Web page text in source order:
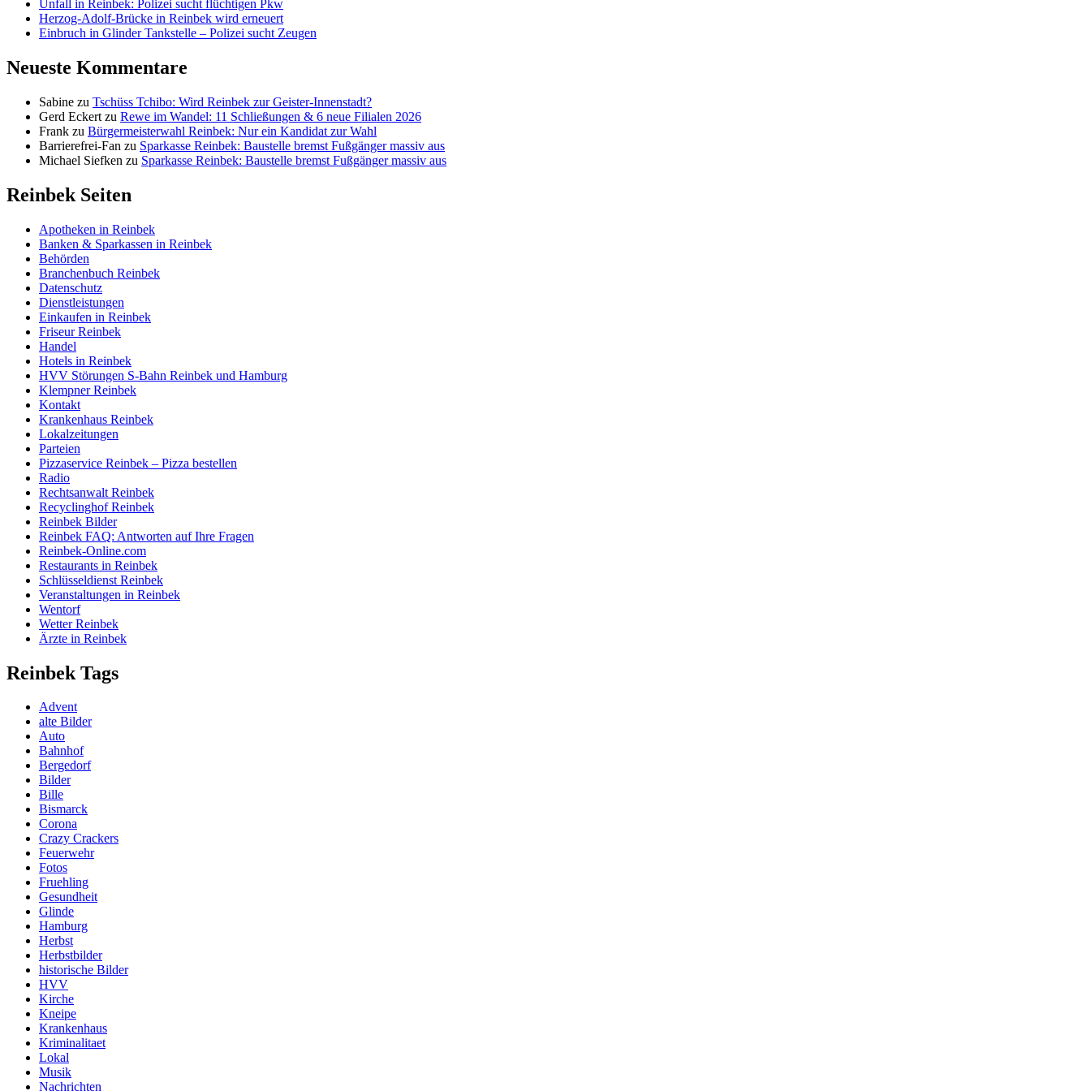
Unfall in Reinbek: Polizei sucht flüchtigen Pkw
Herzog-Adolf-Brücke in Reinbek wird erneuert
Einbruch in Glinder Tankstelle – Polizei sucht Zeugen
Neueste Kommentare
Sabine zu Tschüss Tchibo: Wird Reinbek zur Geister-Innenstadt?
Gerd Eckert zu Rewe im Wandel: 11 Schließungen & 6 neue Filialen 2026
Frank zu Bürgermeisterwahl Reinbek: Nur ein Kandidat zur Wahl
Barrierefrei-Fan zu Sparkasse Reinbek: Baustelle bremst Fußgänger massiv aus
Michael Siefken zu Sparkasse Reinbek: Baustelle bremst Fußgänger massiv aus
Reinbek Seiten
Apotheken in Reinbek
Banken & Sparkassen in Reinbek
Behörden
Branchenbuch Reinbek
Datenschutz
Dienstleistungen
Einkaufen in Reinbek
Friseur Reinbek
Handel
Hotels in Reinbek
HVV Störungen S-Bahn Reinbek und Hamburg
Klempner Reinbek
Kontakt
Krankenhaus Reinbek
Lokalzeitungen
Parteien
Pizzaservice Reinbek – Pizza bestellen
Radio
Rechtsanwalt Reinbek
Recyclinghof Reinbek
Reinbek Bilder
Reinbek FAQ: Antworten auf Ihre Fragen
Reinbek-Online.com
Restaurants in Reinbek
Schlüsseldienst Reinbek
Veranstaltungen in Reinbek
Wentorf
Wetter Reinbek
Ärzte in Reinbek
Reinbek Tags
Advent
alte Bilder
Auto
Bahnhof
Bergedorf
Bilder
Bille
Bismarck
Corona
Crazy Crackers
Feuerwehr
Fotos
Fruehling
Gesundheit
Glinde
Hamburg
Herbst
Herbstbilder
historische Bilder
HVV
Kirche
Kneipe
Krankenhaus
Kriminalitaet
Lokal
Musik
Nachrichten